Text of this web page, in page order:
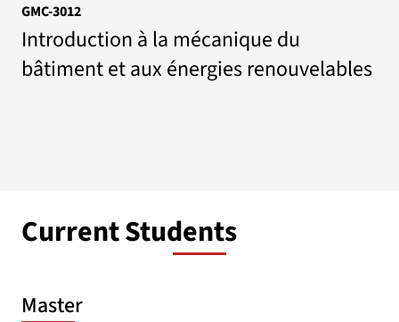
Current Students
Master
GMC-3012
Introduction à la mécanique du
bâtiment et aux énergies renouvelables